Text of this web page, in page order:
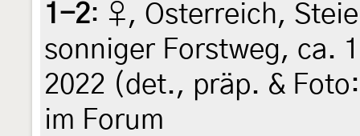
1-2: ♀, Österreich,
sonniger Forstweg, ca.
2022 (det., präp. &
im Forum